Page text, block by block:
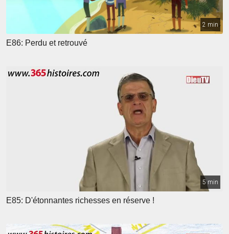
2 min
E86: Perdu et retrouvé
5 min
E85: D'étonnantes richesses en réserve !